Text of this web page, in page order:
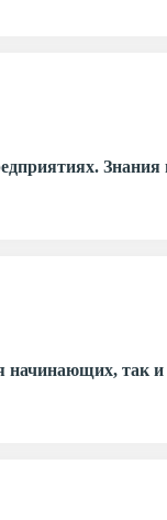
Знания
начинающих,